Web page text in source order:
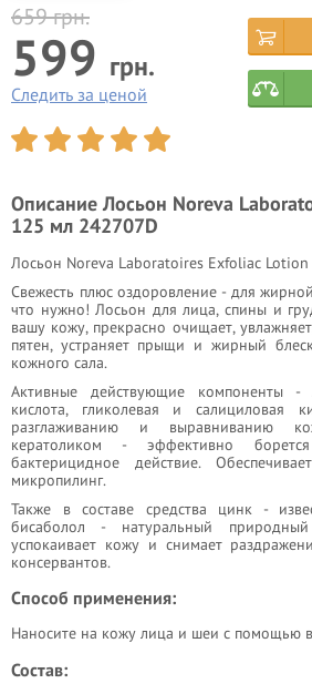
659грн.
599 грн.
Следить за ценой
ОписаниеЛосьон Noreva
125 мл 242707D
Лосьон Noreva Laboratoires Exfoliac
Cвежесть плюс оздоровление - для
что нужно! Лосьон для лица, спины и
вашу кожу, прекрасно очищает,
пятен, устраняет прыщи и жирный
кожного сала.
Активные действующие компоненты -
кислота, гликолевая и салициловая
разглаживанию и выравниванию
кератоликом - эффективно
бактерицидное действие.
микропилинг.
Также в составе средства цинк -
бисаболол - натуральный
успокаивает кожу и снимает
консервантов.
Способ применения:
Наносите на кожу лица и шеи с помощью
Состав: